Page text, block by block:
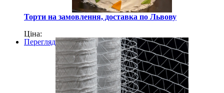
Торти на замовлення, доставка по Львову
Ціна:
Перегляд